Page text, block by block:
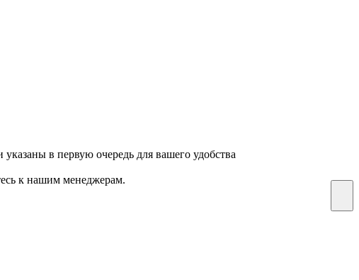
в первую очередь для вашего удобства
к нашим менеджерам.